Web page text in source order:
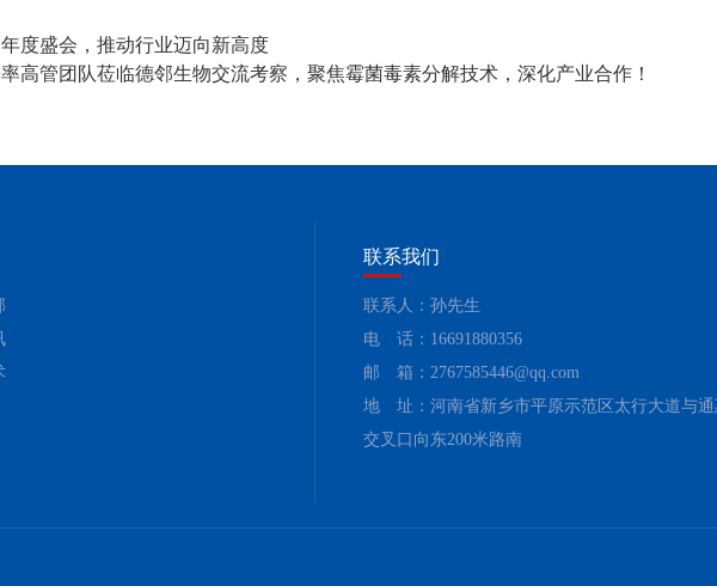
度盛会，推动行业迈向新高度
高管团队莅临德邻生物交流考察，聚焦霉菌毒素分解技术，深化产业合作！
联系我们
联系人：孙先生
电 话：16691880356
邮 箱：2767585446@qq.com
地 址：河南省新乡市平原示范区太行大道与通
交叉口向东200米路南